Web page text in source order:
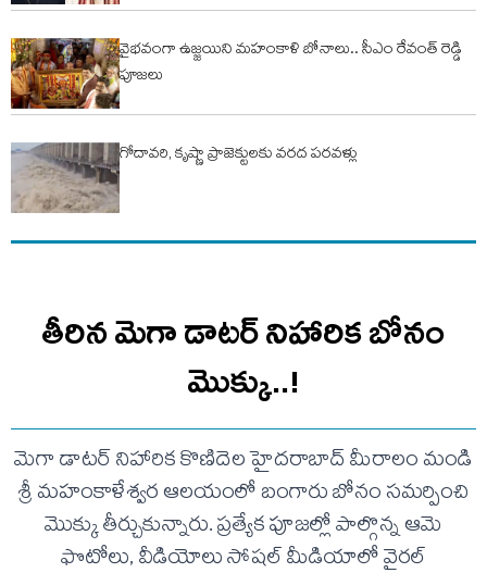
వైభవంగా ఉజ్జయిని మహంకాళి బోనాలు.. సీఎం రేవంత్ రెడ్డి
పూజలు
గోదావరి, కృష్ణా ప్రాజెక్టులకు వరద పరవళ్లు
తీరిన మెగా డాటర్ నిహారిక బోనం
మొక్కు..!
మెగా డాటర్ నిహారిక కొణిదెల హైదరాబాద్ మీరాలం మండి
శ్రీ మహంకాళేశ్వర ఆలయంలో బంగారు బోనం సమర్పించి
మొక్కు తీర్చుకున్నారు. ప్రత్యేక పూజల్లో పాల్గొన్న ఆమె
ఫొటోలు, వీడియోలు సోషల్ మీడియాలో వైరల్